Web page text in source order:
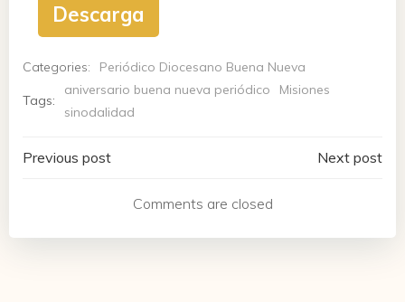
Descarga
Categories: Periódico Diocesano Buena Nueva
Tags:
aniversario buena nueva periódico
Misiones
sinodalidad
Navegación
entradas
Previous post
Navegación
de
entradas
Next post
Comments are closed